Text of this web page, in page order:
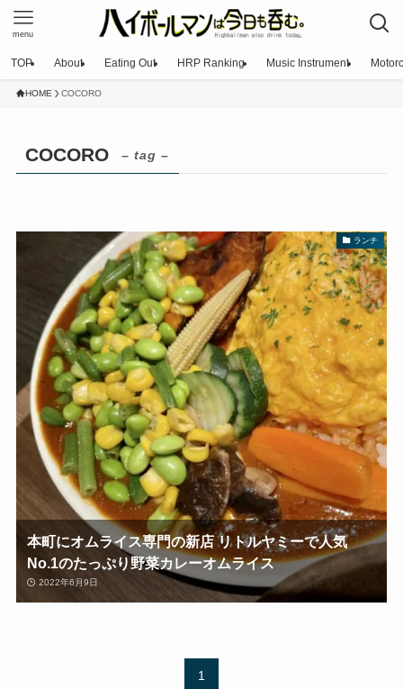
menu
TOP About Eating Out HRP Ranking Music Instrument
HOME COCORO
COCORO – tag –
ランチ
本町にオムライス専門の新店 リトルヤミーで人気
No.1のたっぷり野菜カレーオムライス
2022年6月9日
1